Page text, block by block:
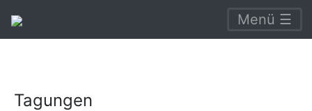
Menü ☰
Tagungen